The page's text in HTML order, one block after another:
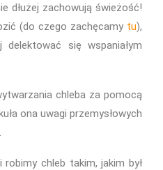
dłużej zachowują świeżość!
(do czego zachęcamy tu),
się wspaniałym
chleba za pomocą
ona uwagi przemysłowych
chleb takim, jakim był